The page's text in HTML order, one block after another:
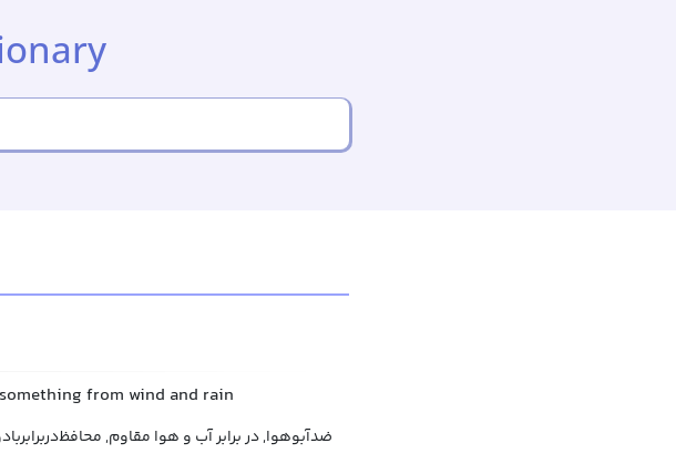
from wind and rain
ضدآبوهوا, در برابر آب و هوا مقاوم,